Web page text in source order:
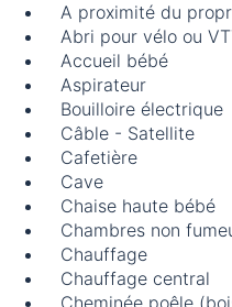
A proximité du
Abri pour vélo ou
Accueil bébé
Aspirateur
Bouilloire électrique
Câble - Satellite
Cafetière
Cave
Chaise haute bébé
Chambres non
Chauffage
Chauffage central